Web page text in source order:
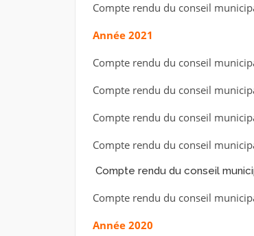
Compte rendu du conseil
Année 2021
Compte rendu du conseil
Compte rendu du conseil
Compte rendu du conseil
Compte rendu du conseil
Compte rendu du conseil
Compte rendu du conseil
Année 2020